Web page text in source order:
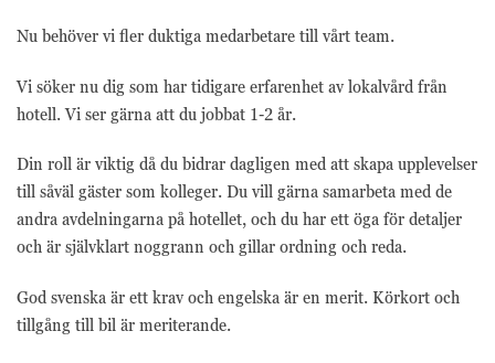
Nu behöver vi fler duktiga medarbetare till vårt team.
Vi söker nu dig som har tidigare erfarenhet av lokalvård från
hotell. Vi ser gärna att du jobbat 1-2 år.
Din roll är viktig då du bidrar dagligen med att skapa upplevelser
till såväl gäster som kolleger. Du vill gärna samarbeta med de
andra avdelningarna på hotellet, och du har ett öga för detaljer
och är självklart noggrann och gillar ordning och reda.
God svenska är ett krav och engelska är en merit. Körkort och
tillgång till bil är meriterande.